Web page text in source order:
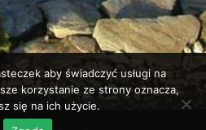
aby świadczyć usługi na
korzystanie ze strony oznacza,
się na ich użycie.